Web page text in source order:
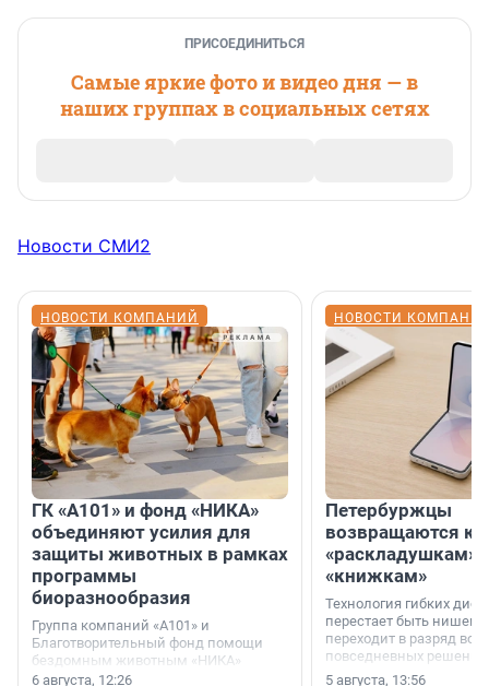
ПРИСОЕДИНИТЬСЯ
Самые яркие фото и видео дня — в
наших группах в социальных сетях
Новости СМИ2
НОВОСТИ КОМПАНИЙ
ГК «А101» и фонд «НИКА»
объединяют усилия для
защиты животных в рамках
программы
биоразнообразия
Группа компаний «А101» и
Благотворительный фонд помощи
бездомным животным «НИКА»
заключили соглашение о
6 августа, 12:26
НОВОСТИ
Петербуржцы
возвращаются к
«раскладушкам»
«книжкам»
Технология гибких
перестает быть
переходит в разряд
повседневных
5 августа, 13:56